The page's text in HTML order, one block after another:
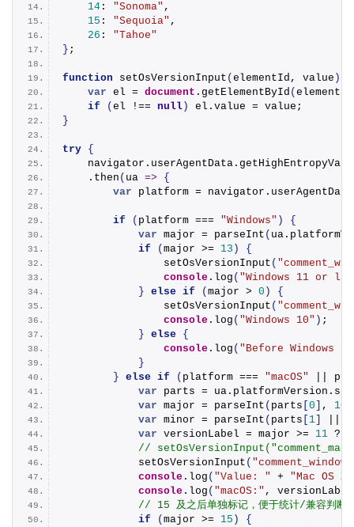
14 : "Sonoma" ,
15 : "Sequoia" ,
26 : "Tahoe"
} ;
function setOsVersionInput ( elementId, value )
var el = document . getElementById ( elementId
if
( el !== null ) el. value = value;
}
try {
    navigator.
userAgentData .
    .
then ( ua =>
{
var platform = navigator. userAgentData
if ( platform === "Windows" )
{
var major = parseInt ( ua.
if
( major >= 13 )
{
setOsVersionInput (
console . log ( "Windows 11 or
} else if ( major > 0 )
{
setOsVersionInput (
console . log ( "Windows 10" ) ;
} else {
console . log ( "Before Windows
}
} else if ( platform === "macOS"
||
var parts = ua. platformVersion .
var major = parseInt ( parts 0 , 10
var minor = parseInt ( parts 1
var versionLabel = major >= 11 ?
//
setOsVersionInput (
console . log ( "Value: " + "Mac OS X
console . log ( "macOS:" ,
// 15 及之后单独标记，便于统计/兼容判断
if
( major >= 15 )
{